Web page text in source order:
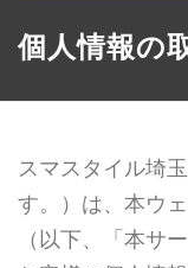
TOP 修理メニ
個人情報の
スマスタイル埼
す。）は、本ウ
（以下、「本サ